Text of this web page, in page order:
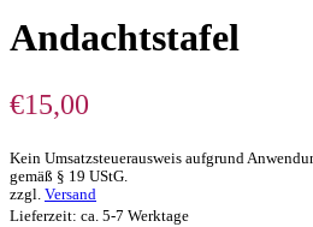
Andachtstafel
€15,00
Kein Umsatzsteuerausweis aufgrund
gemäß § 19 UStG.
zzgl. Versand
Lieferzeit: ca. 5-7 Werktage